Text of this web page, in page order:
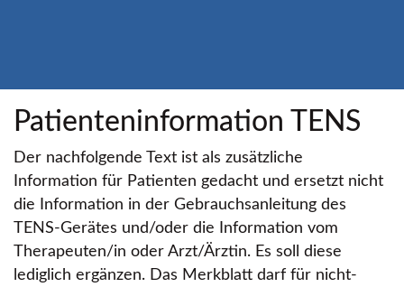
Patienteninformation TENS
Der nachfolgende Text ist als zusätzliche
Information für Patienten gedacht und ersetzt nicht
die Information in der Gebrauchsanleitung des
TENS-Gerätes und/oder die Information vom
Therapeuten/in oder Arzt/Ärztin. Es soll diese
lediglich ergänzen. Das Merkblatt darf für nicht-